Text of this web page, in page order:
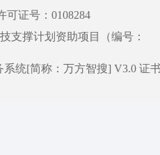
可证号：0108284
支撑计划资助项目（编号：
统[简称：万方智搜] V3.0 证